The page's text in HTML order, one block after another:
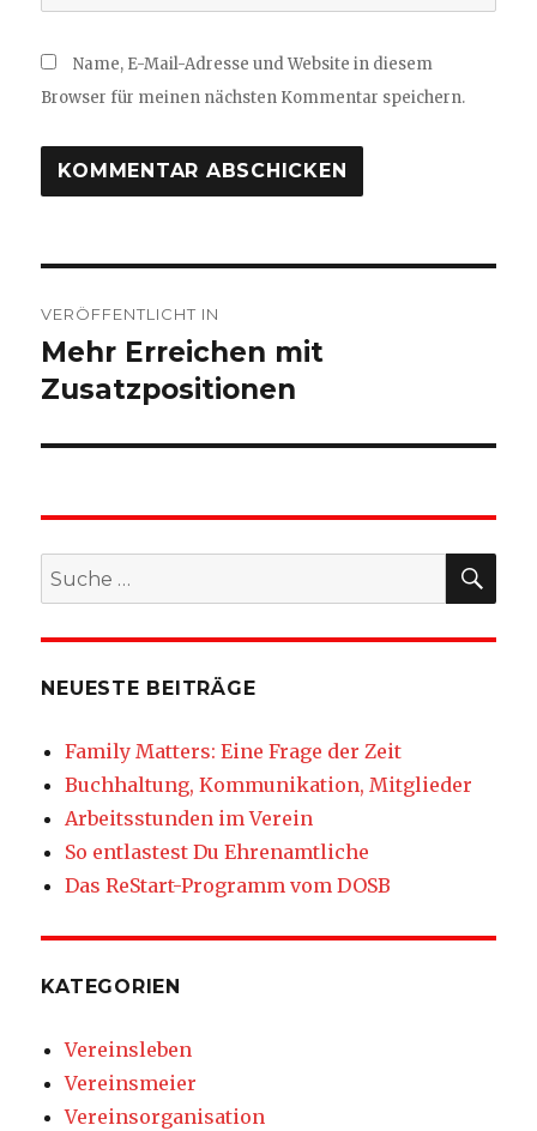
Name, E-Mail-Adresse und Website in diesem
Browser für meinen nächsten Kommentar speichern.
VERÖFFENTLICHT IN
Mehr Erreichen mit
Zusatzpositionen
Suche
nach:
NEUESTE BEITRÄGE
Family Matters: Eine Frage der Zeit
Buchhaltung, Kommunikation, Mitglieder
Arbeitsstunden im Verein
So entlastest Du Ehrenamtliche
Das ReStart-Programm vom DOSB
KATEGORIEN
Vereinsleben
Vereinsmeier
Vereinsorganisation